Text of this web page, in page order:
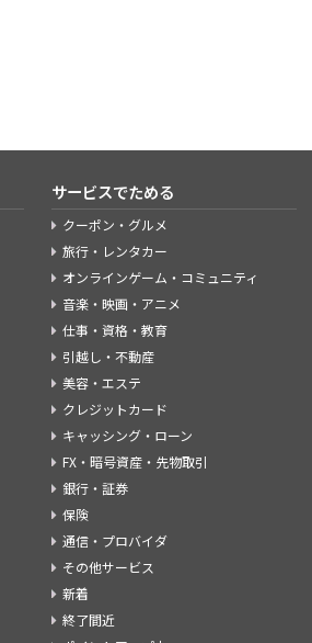
サービスでためる
クーポン・グルメ
旅行・レンタカー
オンラインゲーム・コミュニティ
音楽・映画・アニメ
仕事・資格・教育
引越し・不動産
美容・エステ
クレジットカード
キャッシング・ローン
FX・暗号資産・先物取引
銀行・証券
保険
通信・プロバイダ
その他サービス
新着
終了間近